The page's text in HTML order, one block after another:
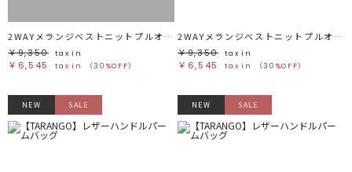
2WAYメランジベストニットプルオーバー
￥9,350
tax in
￥6,545 tax in （30%OFF）
2WAYメランジベストニットプルオーバー
￥9,350
tax in
￥6,545 tax in （30%OFF）
NEW SALE NEW SALE